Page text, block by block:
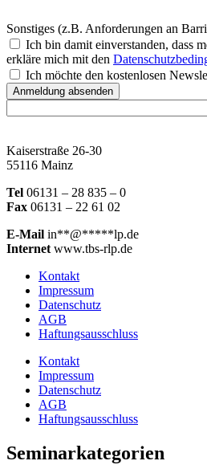
Sonstiges (z.B. Anforderungen an
Ich bin damit einverstanden, dass
erkläre mich mit den
Ich möchte den kostenlosen
Anmeldung absenden
Kaiserstraße 26-30
55116 Mainz
Tel 06131 – 28 835 – 0
Fax 06131 – 22 61 02
E-Mail in**@*****lp.de
Internet www.tbs-rlp.de
Kontakt
Impressum
Datenschutz
AGB
Haftungsausschluss
Kontakt
Impressum
Datenschutz
AGB
Haftungsausschluss
Seminarkategorien